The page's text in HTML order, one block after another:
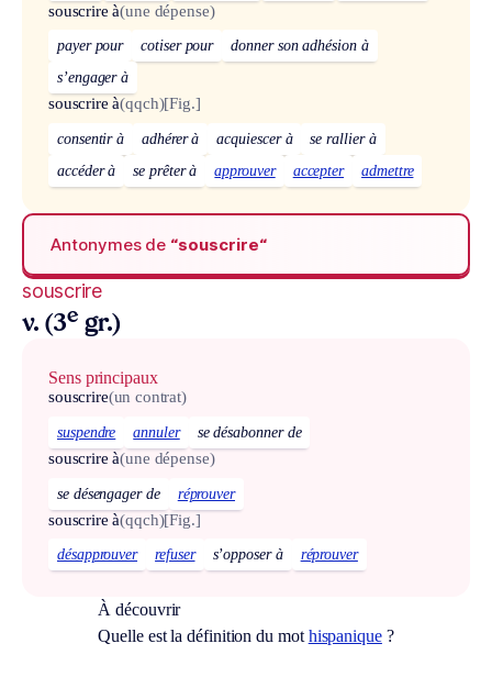
souscrire à(une dépense)
payer pour cotiser pour
donner son adhésion à
s’engager à
souscrire à(qqch)[Fig.]
consentir à adhérer à acquiescer à
se rallier à
accéder à
se prêter à approuver accepter admettre
Antonymes de “souscrire“
souscrire
v. (3e gr.)
Sens principaux
souscrire(un contrat)
suspendre annuler se désabonner de
souscrire à(une dépense)
se désengager de réprouver
souscrire à(qqch)[Fig.]
désapprouver refuser s’opposer à réprouver
À découvrir
Quelle est la définition du mothispanique?